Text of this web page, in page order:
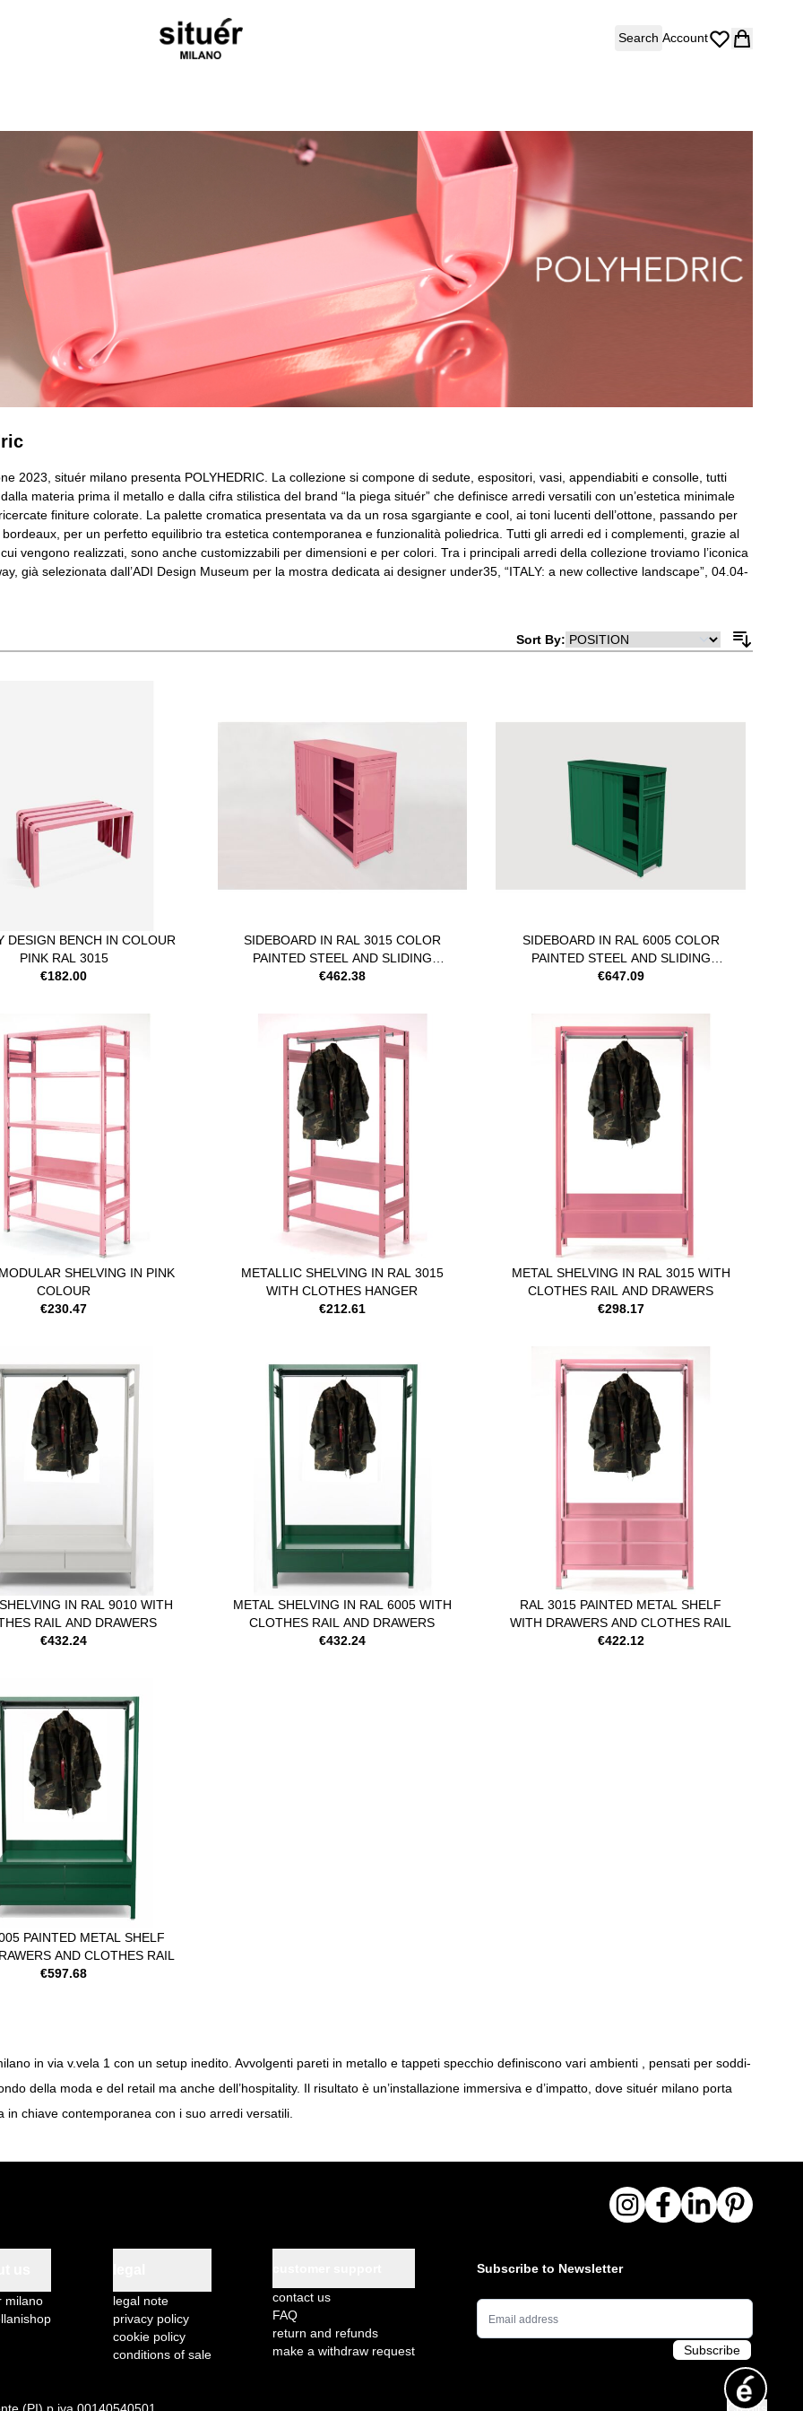
Search Account
2023, situér milano presenta POLYHEDRIC. La collezione si compone di sedute, espositori, vasi, appendiabiti e consolle, tutti
materia prima il metallo e dalla cifra stilistica del brand “la piega situér” che definisce arredi versatili con un’estetica minimale
finiture colorate. La palette cromatica presentata va da un rosa sgargiante e cool, ai toni lucenti dell’ottone, passando per
per un perfetto equilibrio tra estetica contemporanea e funzionalità poliedrica. Tutti gli arredi ed i complementi, grazie al
vengono realizzati, sono anche customizzabili per dimensioni e per colori. Tra i principali arredi della collezione troviamo l’iconica
già selezionata dall’ADI Design Museum per la mostra dedicata ai designer under35, “ITALY: a new collective landscape”, 04.04-
Sort By:
DESIGN BENCH IN COLOUR
PINK RAL 3015
€182.00
SIDEBOARD IN RAL 3015 COLOR
PAINTED STEEL AND SLIDING
DOORS
€462.38
SIDEBOARD IN RAL 6005 COLOR
PAINTED STEEL AND SLIDING
DOORS
€647.09
SHELVING IN PINK
COLOUR
€230.47
METALLIC SHELVING IN RAL 3015
WITH CLOTHES HANGER
€212.61
METAL SHELVING IN RAL 3015 WITH
CLOTHES RAIL AND DRAWERS
€298.17
IN RAL 9010 WITH
RAIL AND DRAWERS
€432.24
METAL SHELVING IN RAL 6005 WITH
CLOTHES RAIL AND DRAWERS
€432.24
RAL 3015 PAINTED METAL SHELF
WITH DRAWERS AND CLOTHES RAIL
€422.12
PAINTED METAL SHELF
AND CLOTHES RAIL
€597.68
in via v.vela 1 con un setup inedito. Avvolgenti pareti in metallo e tappeti specchio definiscono vari ambienti , pensati per soddi-
della moda e del retail ma anche dell’hospitality. Il risultato è un’installazione immersiva e d’impatto, dove situér milano porta
chiave contemporanea con i suo arredi versatili.
milano
legal note
privacy policy
cookie policy
conditions of sale
contact us
FAQ
return and refunds
make a withdraw request
Subscribe to Newsletter
Email Address
Subscribe